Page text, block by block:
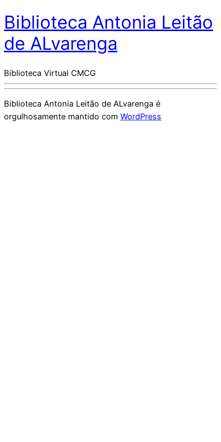
Biblioteca Antonia Leitão
de ALvarenga
Biblioteca Virtual CMCG
Biblioteca Antonia Leitão de ALvarenga é
orgulhosamente mantido com WordPress